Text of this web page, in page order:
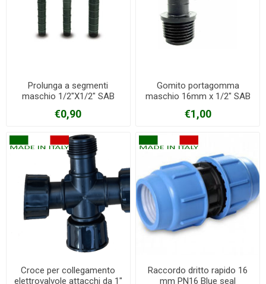
Prolunga a segmenti
maschio 1/2"X1/2" SAB
€0,90
Gomito portagomma
maschio 16mm x 1/2" SAB
€1,00
Croce per collegamento
elettrovalvole attacchi da 1"
Raccordo dritto rapido 16
mm PN16 Blue seal